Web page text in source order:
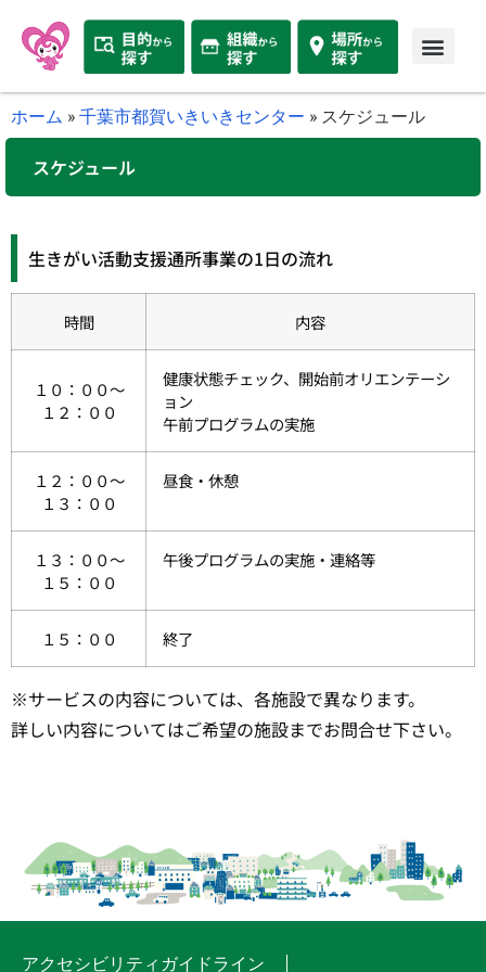
ホーム »千葉市都賀いきいきセンター » スケジュール
スケジュール
生きがい活動支援通所事業の1日の流れ
時間 内容
１０：００～
１２：００
健康状態チェック、開始前オリエンテーシ
ョン
午前プログラムの実施
１２：００～
１３：００
昼食・休憩
１３：００～
１５：００
午後プログラムの実施・連絡等
１５：００ 終了
※サービスの内容については、各施設で異なります。
詳しい内容についてはご希望の施設までお問合せ下さい。
アクセシビリティガイドライン